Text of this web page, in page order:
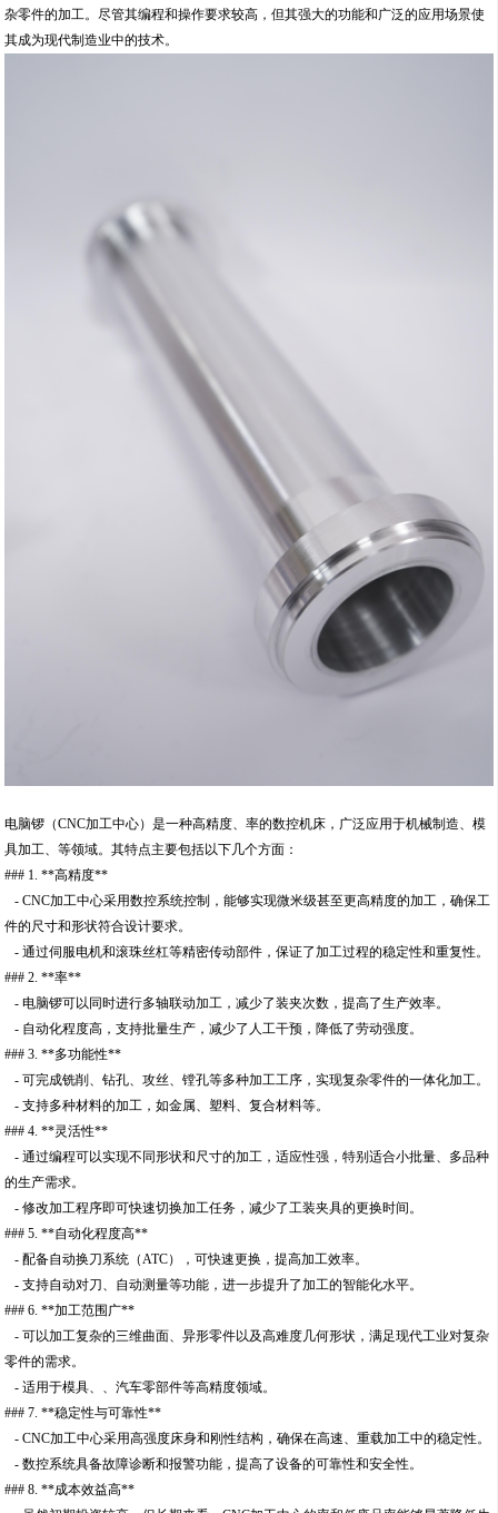
杂零件的加工。尽管其编程和操作要求较高，但其强大的功能和广泛的应用场景使
其成为现代制造业中的技术。
电脑锣（CNC加工中心）是一种高精度、率的数控机床，广泛应用于机械制造、模
具加工、等领域。其特点主要包括以下几个方面：
### 1. **高精度**
- CNC加工中心采用数控系统控制，能够实现微米级甚至更高精度的加工，确保工
件的尺寸和形状符合设计要求。
- 通过伺服电机和滚珠丝杠等精密传动部件，保证了加工过程的稳定性和重复性。
### 2. **率**
- 电脑锣可以同时进行多轴联动加工，减少了装夹次数，提高了生产效率。
- 自动化程度高，支持批量生产，减少了人工干预，降低了劳动强度。
### 3. **多功能性**
- 可完成铣削、钻孔、攻丝、镗孔等多种加工工序，实现复杂零件的一体化加工。
- 支持多种材料的加工，如金属、塑料、复合材料等。
### 4. **灵活性**
- 通过编程可以实现不同形状和尺寸的加工，适应性强，特别适合小批量、多品种
的生产需求。
- 修改加工程序即可快速切换加工任务，减少了工装夹具的更换时间。
### 5. **自动化程度高**
- 配备自动换刀系统（ATC），可快速更换，提高加工效率。
- 支持自动对刀、自动测量等功能，进一步提升了加工的智能化水平。
### 6. **加工范围广**
- 可以加工复杂的三维曲面、异形零件以及高难度几何形状，满足现代工业对复杂
零件的需求。
- 适用于模具、、汽车零部件等高精度领域。
### 7. **稳定性与可靠性**
- CNC加工中心采用高强度床身和刚性结构，确保在高速、重载加工中的稳定性。
- 数控系统具备故障诊断和报警功能，提高了设备的可靠性和安全性。
### 8. **成本效益高**